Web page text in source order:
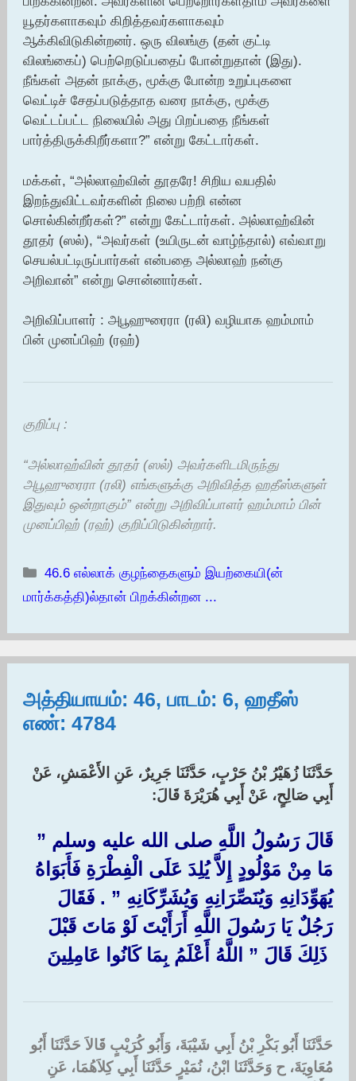
யூதர்களாகவும் கிறித்தவர்களாகவும்
ஆக்கிவிடுகின்றனர். ஒரு விலங்கு (தன் குட்டி
விலங்கைப்) பெற்றெடுப்பதைப் போன்றுதான் (இது).
நீங்கள் அதன் நாக்கு, மூக்கு போன்ற உறுப்புகளை
வெட்டிச் சேதப்படுத்தாத வரை நாக்கு, மூக்கு
வெட்டப்பட்ட நிலையில் அது பிறப்பதை நீங்கள்
பார்த்திருக்கிறீர்களா?” என்று கேட்டார்கள்.
மக்கள், “அல்லாஹ்வின் தூதரே! சிறிய வயதில்
இறந்துவிட்டவர்களின் நிலை பற்றி என்ன
சொல்கின்றீர்கள்?” என்று கேட்டார்கள். அல்லாஹ்வின்
தூதர் (ஸல்), “அவர்கள் (உயிருடன் வாழ்ந்தால்) எவ்வாறு
செயல்பட்டிருப்பார்கள் என்பதை அல்லாஹ் நன்கு
அறிவான்” என்று சொன்னார்கள்.
அறிவிப்பாளர் : அபூஹுரைரா (ரலி) வழியாக ஹம்மாம்
பின் முனப்பிஹ் (ரஹ்)
குறிப்பு :
“அல்லாஹ்வின் தூதர் (ஸல்) அவர்களிடமிருந்து
அபூஹுரைரா (ரலி) எங்களுக்கு அறிவித்த ஹதீஸ்களுள்
இதுவும் ஒன்றாகும்” என்று அறிவிப்பாளர் ஹம்மாம் பின்
முனப்பிஹ் (ரஹ்) குறிப்பிடுகின்றார்.
Categories
46.6 எல்லாக் குழந்தைகளும் இயற்கையி(ன்
மார்க்கத்தி)ல்தான் பிறக்கின்றன ...
அத்தியாயம்: 46, பாடம்: 6, ஹதீஸ்
எண்: 4784
حَدَّثَنَا زُهَيْرُ بْنُ حَرْبٍ، حَدَّثَنَا جَرِيرٌ، عَنِ الأَعْمَشِ، عَنْ
أَبِي صَالِحٍ، عَنْ أَبِي هُرَيْرَةَ قَالَ:‏
قَالَ رَسُولُ اللَّهِ صلى الله عليه وسلم ‏”‏
مَا مِنْ مَوْلُودٍ إِلاَّ يُلِدَ عَلَى الْفِطْرَةِ فَأَبَوَاهُ
يُهَوِّدَانِهِ وَيُنَصِّرَانِهِ وَيُشَرِّكَانِهِ ‏”‏ ‏.‏ فَقَالَ
رَجُلٌ يَا رَسُولَ اللَّهِ أَرَأَيْتَ لَوْ مَاتَ قَبْلَ
حَدَّثَنَا أَبُو بَكْرِ بْنُ أَبِي شَيْبَةَ، وَأَبُو كُرَيْبٍ قَالاَ حَدَّثَنَا أَبُو
مُعَاوِيَةَ، ح وَحَدَّثَنَا ابْنُ، نُمَيْرٍ حَدَّثَنَا أَبِي كِلاَهُمَا، عَنِ